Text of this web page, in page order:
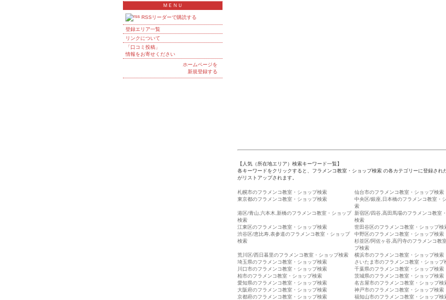
【人気（所在地エリア）検索キーワード一覧】
各キーワードをクリックすると、フラメンコ教室・ショップ検索 の各カテゴリーに登録され
がリストアップされます。
札幌市のフラメンコ教室・ショップ検索
仙台市のフラメンコ教室・ショップ検索
東京都のフラメンコ教室・ショップ検索
中央区/銀座,日本橋のフラメンコ教室・
索
港区/青山,六本木,新橋のフラメンコ教室・ショップ
検索
新宿区/四谷,高田馬場のフラメンコ教室
検索
江東区のフラメンコ教室・ショップ検索
世田谷区のフラメンコ教室・ショップ検
渋谷区/恵比寿,表参道のフラメンコ教室・ショップ
検索
中野区のフラメンコ教室・ショップ検索
杉並区/阿佐ヶ谷,高円寺のフラメンコ教
プ検索
荒川区/西日暮里のフラメンコ教室・ショップ検索
横浜市のフラメンコ教室・ショップ検索
埼玉県のフラメンコ教室・ショップ検索
さいたま市のフラメンコ教室・ショップ
川口市のフラメンコ教室・ショップ検索
千葉県のフラメンコ教室・ショップ検索
柏市のフラメンコ教室・ショップ検索
茨城県のフラメンコ教室・ショップ検索
愛知県のフラメンコ教室・ショップ検索
名古屋市のフラメンコ教室・ショップ検
大阪府のフラメンコ教室・ショップ検索
神戸市のフラメンコ教室・ショップ検索
京都府のフラメンコ教室・ショップ検索
福知山市のフラメンコ教室・ショップ検
ＭＥＮＵ
RSSリーダーで購読する
登録エリア一覧
リンクについて
「口コミ投稿」
情報をお寄せください
ホームページを
新規登録する